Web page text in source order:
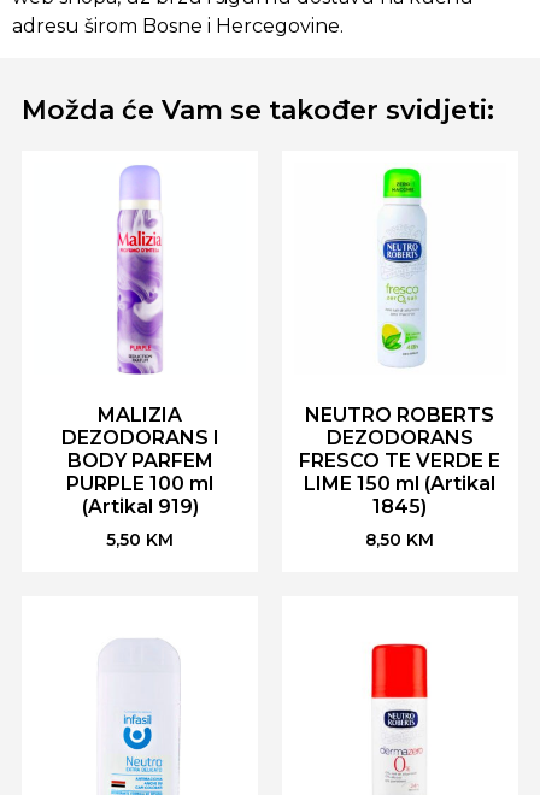
adresu širom Bosne i Hercegovine.
Možda će Vam se također svidjeti:
MALIZIA
DEZODORANS I
BODY PARFEM
PURPLE 100 ml
(Artikal 919)
5,50 KM
NEUTRO ROBERTS
DEZODORANS
FRESCO TE VERDE E
LIME 150 ml (Artikal
1845)
8,50 KM